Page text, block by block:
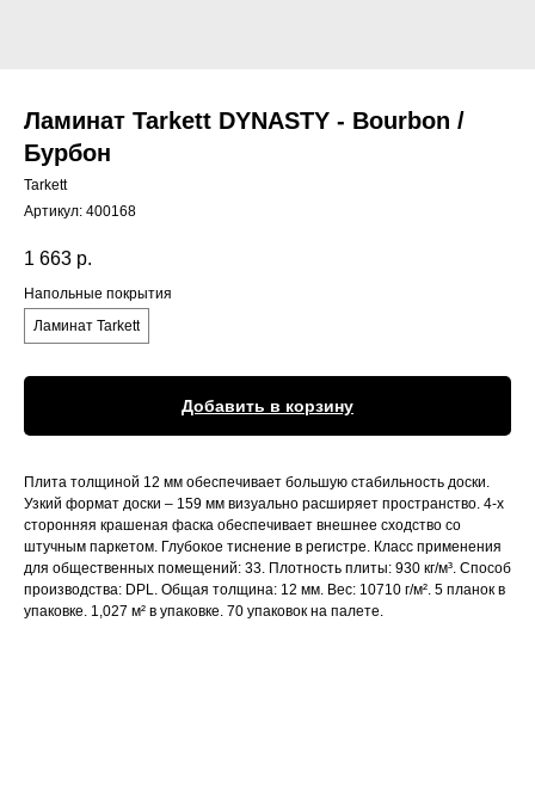
Ламинат Tarkett DYNASTY - Bourbon /
Бурбон
Tarkett
Артикул: 400168
1 663 р.
Напольные покрытия
Ламинат Tarkett
Добавить в корзину
Плита толщиной 12 мм обеспечивает большую стабильность доски.
Узкий формат доски – 159 мм визуально расширяет пространство. 4-х
сторонняя крашеная фаска обеспечивает внешнее сходство со
штучным паркетом. Глубокое тиснение в регистре. Класс применения
для общественных помещений: 33. Плотность плиты: 930 кг/м³. Способ
производства: DPL. Общая толщина: 12 мм. Вес: 10710 г/м². 5 планок в
упаковке. 1,027 м² в упаковке. 70 упаковок на палете.